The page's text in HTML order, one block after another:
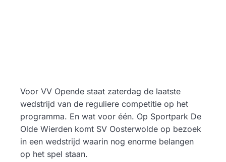
Voor VV Opende staat zaterdag de laatste
wedstrijd van de reguliere competitie op het
programma. En wat voor één. Op Sportpark De
Olde Wierden komt SV Oosterwolde op bezoek
in een wedstrijd waarin nog enorme belangen
op het spel staan.